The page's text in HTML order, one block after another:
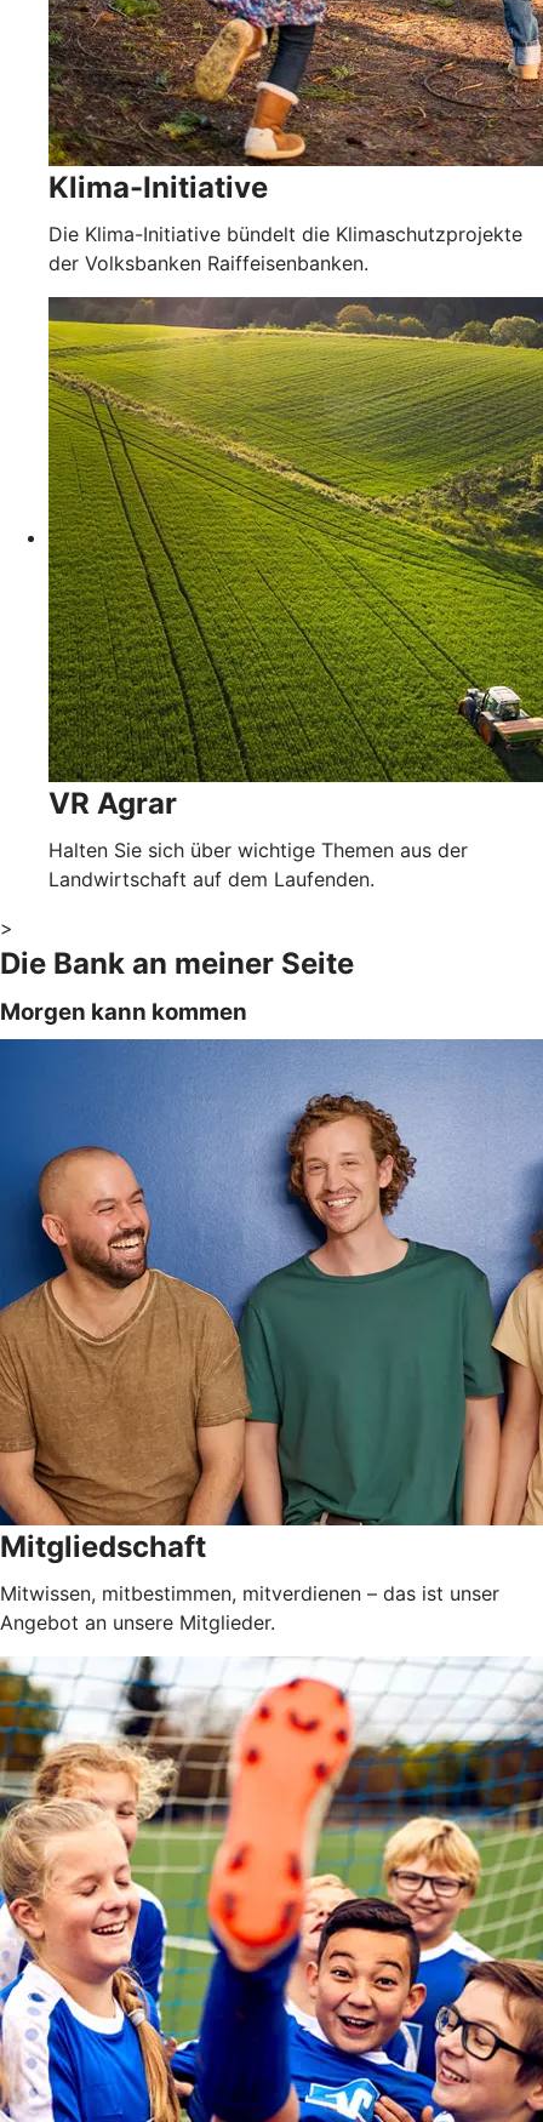
Klima-Initiative
Die Klima-Initiative bündelt die Klimaschutzprojekte
der Volksbanken Raiffeisenbanken.
VR Agrar
Halten Sie sich über wichtige Themen aus der
Landwirtschaft auf dem Laufenden.
>
Die Bank an meiner Seite
Morgen kann kommen
Mitgliedschaft
Mitwissen, mitbestimmen, mitverdienen – das ist unser
Angebot an unsere Mitglieder.